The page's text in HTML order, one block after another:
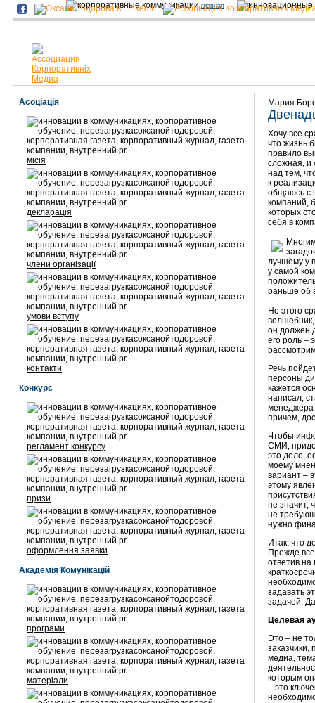
главная
Асоціація
місія
декларація
члени організації
умови вступу
контакти
Конкурс
регламент конкурсу
призи
оформлення заявки
Академія Комунікацій
програми
матеріали
Мария
Хочу все
что жизнь
правило
сложная, и
над тем,
к
общаюсь с
компаний,
которых
себя в
лучшему у
у самой
раньше об
Но этого
он должен
его роль –
Речь
персоны
кажется
написал,
менеджера
причем,
Чтобы
СМИ,
это дело,
моему
вариант –
этому
не значит,
не
нужно
Итак, что
Прежде
ответив на
задавать
задачей.
Целевая
Это – не
заказчики,
медиа,
которым
– это